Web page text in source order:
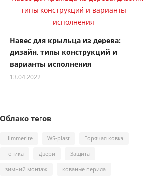
Навес для крыльца из дерева:
дизайн, типы конструкций и
варианты исполнения
13.04.2022
Облако тегов
Himmerite WS-plast Горячая ковка
Готика Двери Защита
зимний монтаж кованые перила